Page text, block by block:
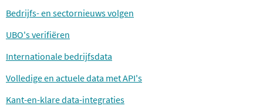
Bedrijfs- en sectornieuws volgen
UBO's verifiëren
Internationale bedrijfsdata
Volledige en actuele data met API's
Kant-en-klare data-integraties